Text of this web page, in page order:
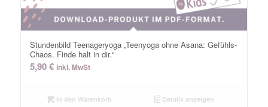
Stundenbild Teenageryoga „Teenyoga ohne Asana: Gefühls-
Chaos. Finde halt in dir.“
5,90€ inkl. MwSt
In den Warenkorb Details anzeigen